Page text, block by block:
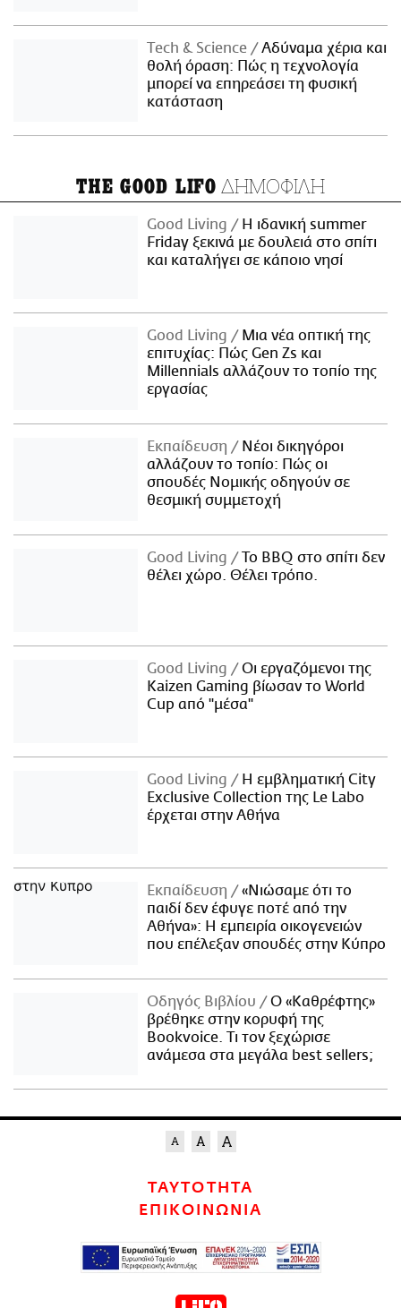
Τech & Science
Αδύναμα χέρια και
θολή όραση: Πώς η τεχνολογία
μπορεί να επηρεάσει τη φυσική
κατάσταση
THE GOOD LIFO ΔΗΜΟΦΙΛΗ
Good Living
Η ιδανική summer
Friday ξεκινά με δουλειά στο σπίτι
και καταλήγει σε κάποιο νησί
Good Living
Μια νέα οπτική της
επιτυχίας: Πώς Gen Zs και
Millennials αλλάζουν το τοπίο της
εργασίας
Εκπαίδευση
Νέοι δικηγόροι
αλλάζουν το τοπίο: Πώς οι
σπουδές Νομικής οδηγούν σε
θεσμική συμμετοχή
Good Living
Το BBQ στο σπίτι δεν
θέλει χώρο. Θέλει τρόπο.
Good Living
Οι εργαζόμενοι της
Kaizen Gaming βίωσαν το World
Cup από "μέσα"
Good Living
Η εμβληματική City
Exclusive Collection της Le Labo
έρχεται στην Αθήνα
Εκπαίδευση
«Νιώσαμε ότι το
παιδί δεν έφυγε ποτέ από την
Αθήνα»: Η εμπειρία οικογενειών
που επέλεξαν σπουδές στην Κύπρο
Οδηγός Βιβλίου
Ο «Καθρέφτης»
βρέθηκε στην κορυφή της
Bookvoice. Τι τον ξεχώρισε
ανάμεσα στα μεγάλα best sellers;
ΤΑΥΤΟΤΗΤΑ
ΕΠΙΚΟΙΝΩΝΙΑ